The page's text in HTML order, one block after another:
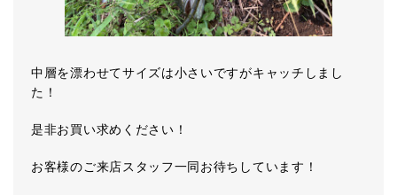
中層を漂わせてサイズは小さいですがキャッチしまし
た！
是非お買い求めください！
お客様のご来店スタッフ一同お待ちしています！